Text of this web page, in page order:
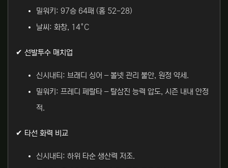
밀워키: 97승 64패 (홈 52-28)
날씨: 화창, 14°C
✔ 선발투수 매치업
신시내티: 브래디 싱어 – 볼넷 관리 불안, 원정 약세.
밀워키: 프레디 페랄타 – 탈삼진 능력 압도, 시즌 내내 안정
적.
✔ 타선 화력 비교
신시내티: 하위 타순 생산력 저조.